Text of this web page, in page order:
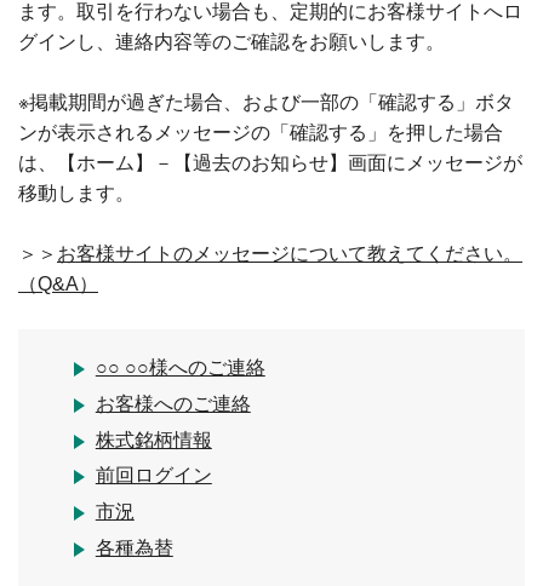
ます。取引を行わない場合も、定期的にお客様サイトへロ
グインし、連絡内容等のご確認をお願いします。
※掲載期間が過ぎた場合、および一部の「確認する」ボタ
ンが表示されるメッセージの「確認する」を押した場合
は、【ホーム】－【過去のお知らせ】画面にメッセージが
移動します。
＞＞ お客様サイトのメッセージについて教えてください。
（Q&A）
○○ ○○様へのご連絡
お客様へのご連絡
株式銘柄情報
前回ログイン
市況
各種為替